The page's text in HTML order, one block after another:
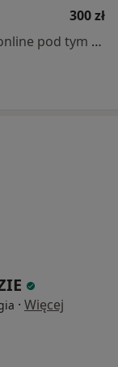
300 zł
Specjalista nie oferuje umawiania online pod tym adresem.
· Więcej